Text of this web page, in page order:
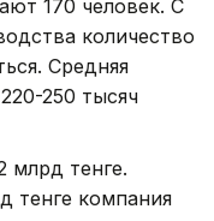
170 человек. С
количество
Средняя
250 тысяч
млрд тенге.
тенге компания